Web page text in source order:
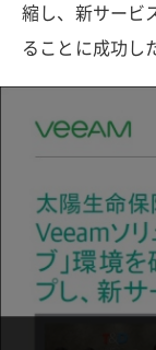
縮し、新サービ
ることに成功し